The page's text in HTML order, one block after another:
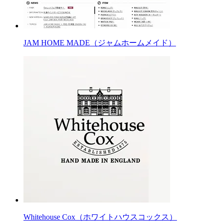
JAM HOME MADE（ジャムホームメイド）
Whitehouse Cox（ホワイトハウスコックス）